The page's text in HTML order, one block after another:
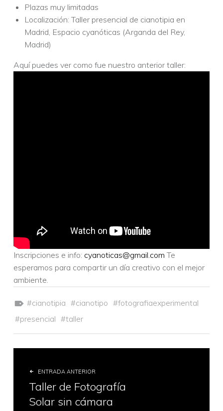
Plazas muy limitadas
Localización: Taller presencial de cianotipia en
Madrid, Espacio cyanóticas (Arganda del Rey,
Madrid)
Aquí puedes ver como fue nuestro anterior taller:
Inscripciones e info: cyanoticas@gmail.com Te
esperamos para compartir un día creativo con el mejor
ambiente.
cianotipia cianotipo
fotografiaexperimental
presencial
taller
ENTRADA ANTERIOR
Taller de Fotografía
Solar sin cámara